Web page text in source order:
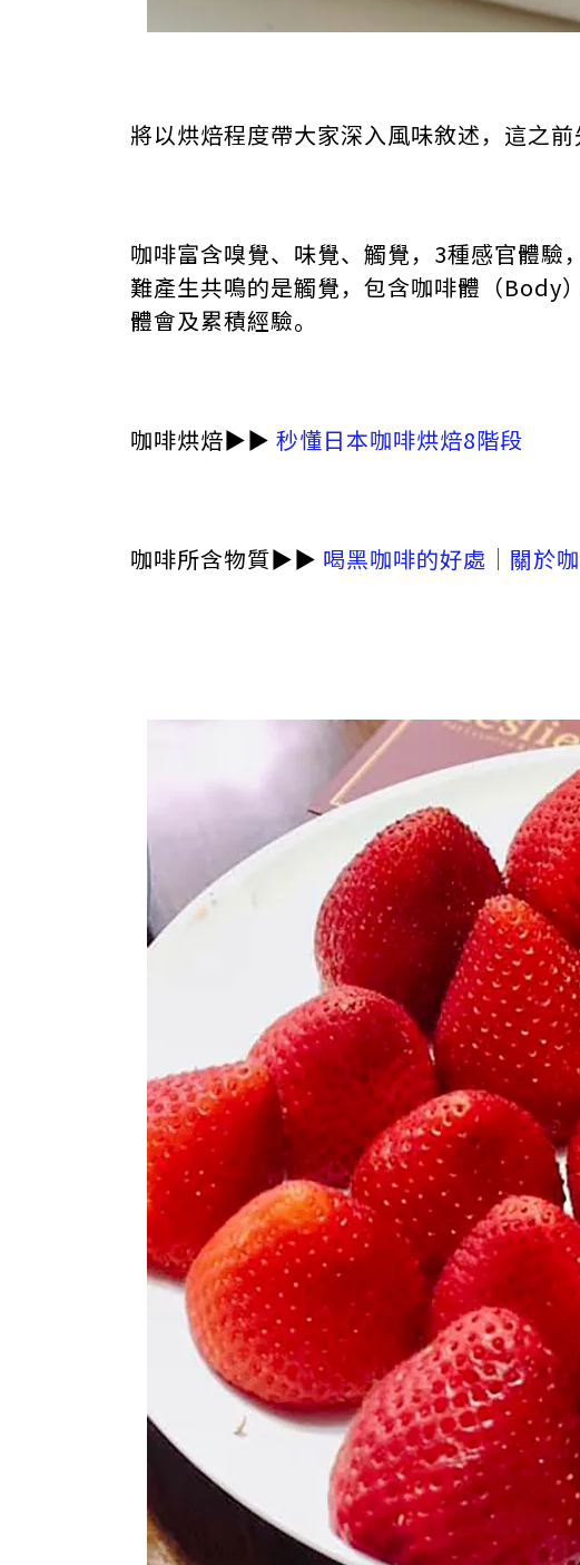
將以烘焙程度帶大家深入風味敘述，這之前
咖啡富含嗅覺、味覺、觸覺，3種感官體
難產生共鳴的是觸覺，包含咖啡體（Body
體會及累積經驗。
咖啡烘焙▶︎▶︎ 秒懂日本咖啡烘焙8階段
咖啡所含物質▶︎▶︎ 喝黑咖啡的好處｜關於